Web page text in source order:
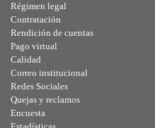
Régimen legal
Contratación
Rendición de cuentas
Pago virtual
Calidad
Correo institucional
Redes Sociales
Quejas y reclamos
Encuesta